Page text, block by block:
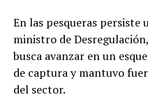
En las pesqueras
ministro de
busca avanzar en un
de captura y mantuvo
del sector.